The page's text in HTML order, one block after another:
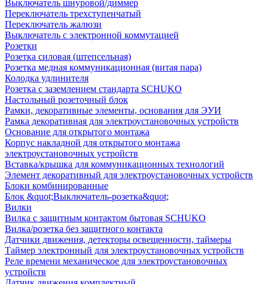
Выключатель шнуровой/диммер
Переключатель трехступенчатый
Переключатель жалюзи
Выключатель с электронной коммутацией
Розетки
Розетка силовая (штепсельная)
Розетка медная коммуникационная (витая пара)
Колодка удлинителя
Розетка с заземлением стандарта SCHUKO
Настольный розеточный блок
Рамки, декоративные элементы, основания для ЭУИ
Рамка декоративная для электроустановочных устройств
Основание для открытого монтажа
Корпус накладной для открытого монтажа
электроустановочных устройств
Вставка/крышка для коммуникационных технологий
Элемент декоративный для электроустановочных устройств
Блоки комбинированные
Блок &quot;Выключатель-розетка&quot;
Вилки
Вилка с защитным контактом бытовая SCHUKO
Вилка/розетка без защитного контакта
Датчики движения, детекторы освещенности, таймеры
Таймер электронный для электроустановочных устройств
Реле времени механическое для электроустановочных
устройств